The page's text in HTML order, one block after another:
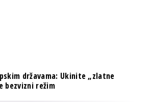
državama: Ukinite „zlatne
bezvizni režim